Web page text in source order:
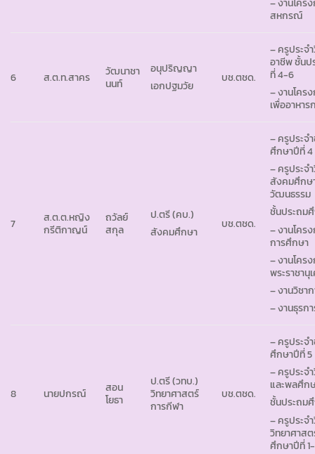
– งานโคร
สหกรณ์
6 ส.ต.ท.สาคร
วัฒนาชา
นนท์
อนุปริญญา
เอกปฐมวัย
บช.ตชด.
– ครูประจ
อาชีพ ชั้น
ที่ 4-6
– งานโคร
เพื่ออาหาร
7
ส.ต.ต.หญิง
กรีติกาญน์
ถวัลย์
สกุล
ป.ตรี (คบ.)
สังคมศึกษา
บช.ตชด.
– ครูประจ
ศึกษาปีที่ 4
– ครูประจ
สังคมศึกษ
วัฒนธรรม
ชั้นประถม
– งานโค
การศึกษา
– งานโคร
พระราชา
– งานวิชา
– งานธุรก
8 นายปกรณ์
สอน
โยธา
ป.ตรี (วทบ.)
วิทยาศาสตร์
การกีฬา
บช.ตชด.
– ครูประจ
ศึกษาปีที่ 5
– ครูประจ
และพลศึก
ชั้นประถม
– ครูประจ
วิทยาศาส
ศึกษาปีที่